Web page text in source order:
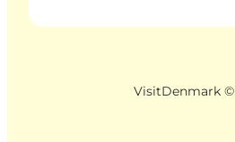
VisitDenmark ©